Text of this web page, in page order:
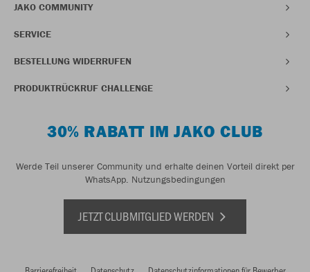
JAKO COMMUNITY
SERVICE
BESTELLUNG WIDERRUFEN
PRODUKTRÜCKRUF CHALLENGE
30% RABATT IM JAKO CLUB
Werde Teil unserer Community und erhalte deinen Vorteil direkt per
WhatsApp. Nutzungsbedingungen
JETZT CLUBMITGLIED WERDEN